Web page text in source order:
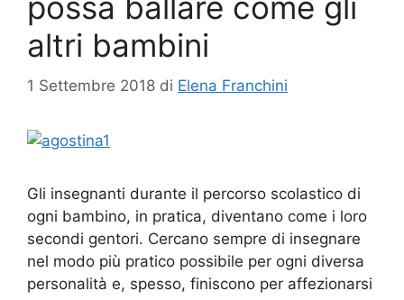
altri bambini
1 Settembre 2018 di Elena Franchini
Gli insegnanti durante il percorso scolastico di
ogni bambino, in pratica, diventano come i loro
secondi gentori. Cercano sempre di insegnare
nel modo più pratico possibile per ogni diversa
personalità e, spesso, finiscono per affezionarsi